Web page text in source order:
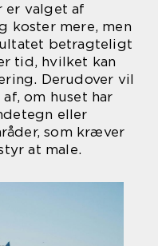
er valget af
koster mere, men
betragteligt
tid, hvilket kan
Derudover vil
om huset har
eller
som kræver
at male.